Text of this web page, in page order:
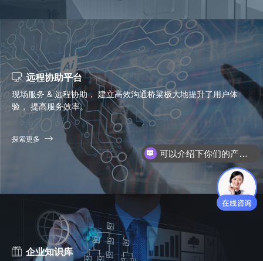
远程协助平台
现场服务 & 远程协助， 建立高效沟通桥粱极大地提升了用户体
验， 提高服务效率。
探索更多
企业知识库
你们是怎么收费的呢？